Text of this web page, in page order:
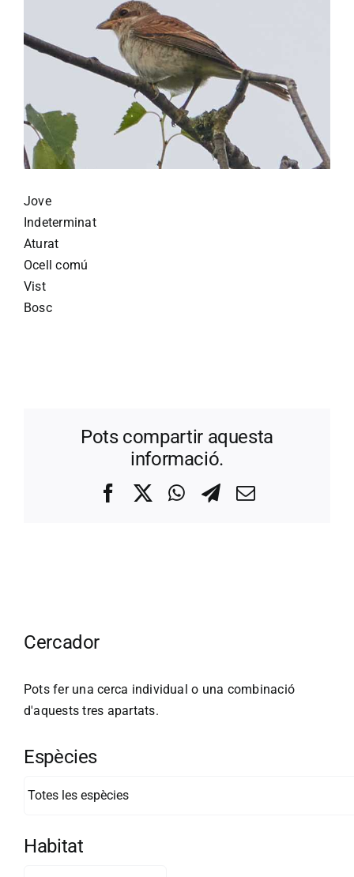
Jove
Indeterminat
Aturat
Ocell comú
Vist
Bosc
Pots compartir aquesta
informació.
FacebookWhatsApp
Telegram
Correo
Cercador
Pots fer una cerca individual o una combinació
d'aquests tres apartats.
Espècies
Habitat